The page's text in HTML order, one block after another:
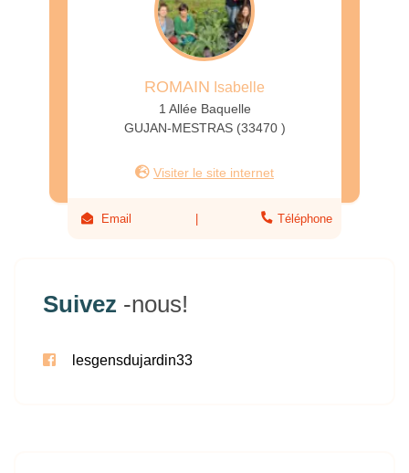
ROMAIN Isabelle
1 Allée Baquelle
GUJAN-MESTRAS (33470 )
Visiter le site internet
Email Téléphone
Suivez -nous!
lesgensdujardin33